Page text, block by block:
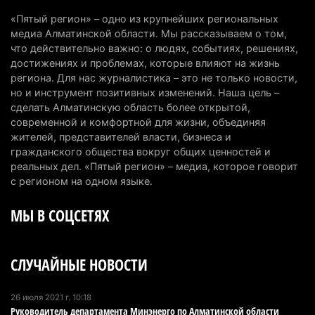
В Алматинской области второй день не могут
потушить пожар в Аксайском ущелье
4 августа 2026 г. 13:02 198
В Алматы приостановили лицензии 350
строительным компаниям
4 августа 2026 г. 12:06
В команде акима Алатау новое назначение: кто
4 августа 2026 г. 11:40
в число регионов с самым большим
4 августа 2026 г. 09:09
«Пятый регион» – одно из крупнейших региональных
медиа Алматинской области. Мы рассказываем о том,
что действительно важно: о людях, событиях, решениях,
достижениях и проблемах, которые влияют на жизнь
региона. Для нас журналистика – это не только новости,
но и инструмент позитивных изменений. Наша цель –
сделать Алматинскую область более открытой,
современной и комфортной для жизни, объединяя
жителей, представителей власти, бизнеса и
гражданского общества вокруг общих ценностей и
реальных дел. «Пятый регион» – медиа, которое говорит
с регионом на одном языке.
МЫ В СОЦСЕТЯХ
СЛУЧАЙНЫЕ НОВОСТИ
26 июля 2021 г. 10:18
Руководитель департамента Минэнерго по Алматинской области